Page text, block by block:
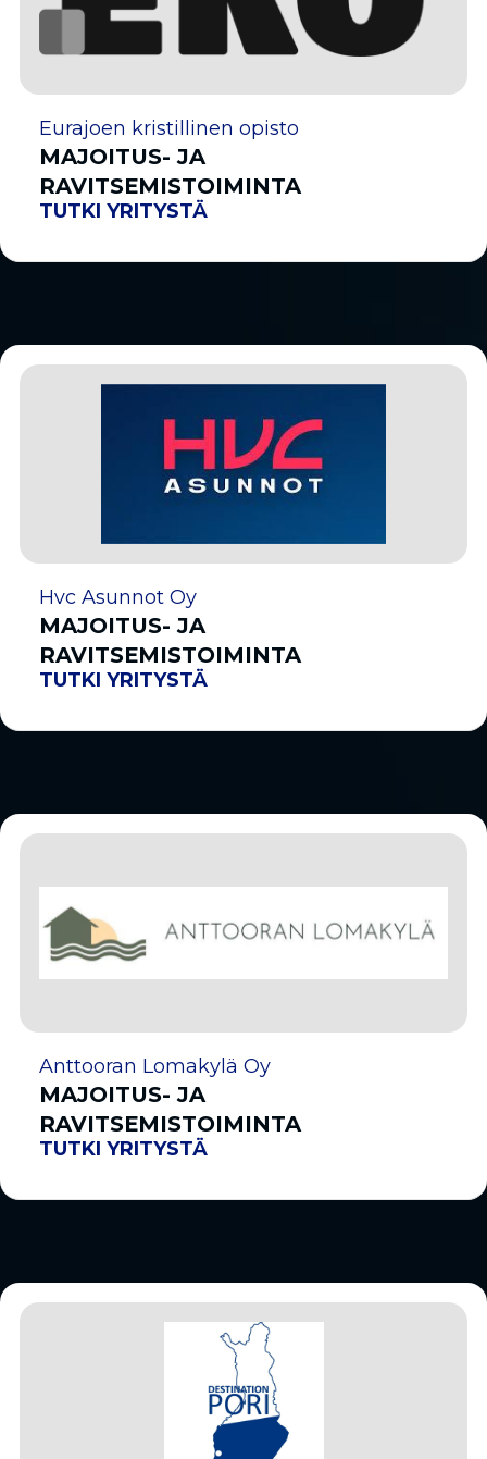
Eurajoen kristillinen opisto
MAJOITUS- JA
RAVITSEMISTOIMINTA
TUTKI YRITYSTÄ
Hvc Asunnot Oy
MAJOITUS- JA
RAVITSEMISTOIMINTA
TUTKI YRITYSTÄ
Anttooran Lomakylä Oy
MAJOITUS- JA
RAVITSEMISTOIMINTA
TUTKI YRITYSTÄ